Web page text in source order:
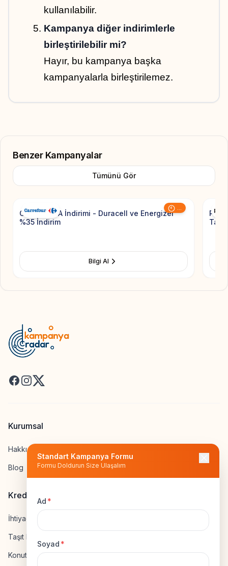
kullanılabilir.
Kampanya diğer indirimlerle
birleştirilebilir mi?
Hayır, bu kampanya başka
kampanyalarla birleştirilemez.
Benzer Kampanyalar
Tümünü Gör
...
Add to
CarrefourSA İndirimi - Duracell ve Energizer
%35 İndirim
Bilgi Al
Standart Kampanya Formu
Formu Doldurun Size Ulaşalım
Ad *
Soyad *
Facebook
Instagram
X
Kurumsal
Hakkımızda
Blog
Kredi Hesapla
İhtiyaç Kredisi Hesapla
Taşıt Kredisi Hesapla
Konut Kredisi Hesapla